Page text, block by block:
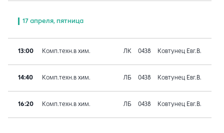
17 апреля, пятница
13:00 Комп.техн.в хим. ЛК 0438 Ковтунец Евг.В.
14:40 Комп.техн.в хим. ЛБ 0438 Ковтунец Евг.В.
16:20 Комп.техн.в хим. ЛБ 0438 Ковтунец Евг.В.